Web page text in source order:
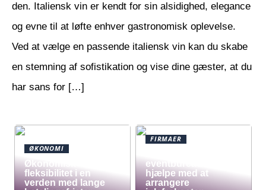
den. Italiensk vin er kendt for sin alsidighed, elegance
og evne til at løfte enhver gastronomisk oplevelse.
Ved at vælge en passende italiensk vin kan du skabe
en stemning af sofistikation og vise dine gæster, at du
har sans for […]
ØKONOMI
Økonomisk
fleksibilitet i en
verden med lange
FIRMAER
eventbureau skal
hjælpe med at
arrangere